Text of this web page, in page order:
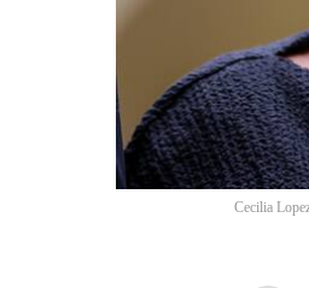
Cecilia